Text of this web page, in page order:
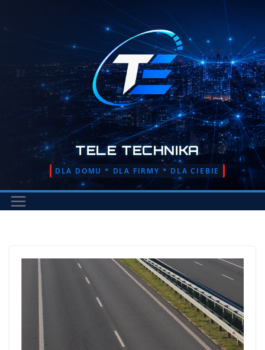
TELE TECHNIKA
DLA DOMU * DLA FIRMY * DLA CIEBIE